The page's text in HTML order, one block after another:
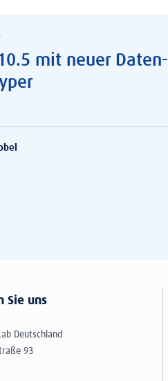
mit neuer Daten-
Sie uns
Deutschland
93